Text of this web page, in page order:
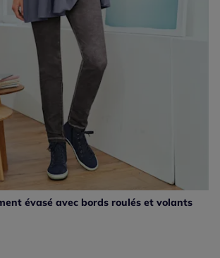
évasé avec bords roulés et volants